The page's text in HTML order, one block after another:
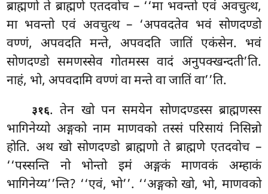
ब्राह्मणो ते ब्राह्मणे एतदवोच – ‘‘मा भवन्तो एवं अवचुत्थ,
मा भवन्तो एवं अवचुत्थ – ‘अपवदतेव भवं सोणदण्डो
वण्णं, अपवदति मन्ते, अपवदति जातिं एकंसेन. भवं
सोणदण्डो समणस्सेव गोतमस्स वादं अनुपक्खन्दती’ति.
नाहं, भो, अपवदामि वण्णं वा मन्ते वा जातिं वा’’ति.
३१६. तेन खो पन समयेन सोणदण्डस्स ब्राह्मणस्स
भागिनेय्यो अङ्गको नाम माणवको तस्सं परिसायं निसिन्नो
होति. अथ खो सोणदण्डो ब्राह्मणो ते ब्राह्मणे एतदवोच –
‘‘पस्सन्ति नो भोन्तो इमं अङ्गकं माणवकं अम्हाकं
भागिनेय्य’’न्ति? ‘‘एवं, भो’’. ‘‘अङ्गको खो, भो, माणवको